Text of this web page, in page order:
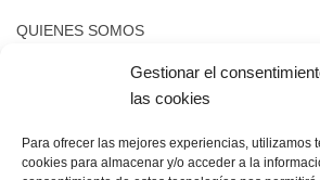
Gestionar el
las cookies
Para ofrecer las mejores experiencias, utilizamos
cookies para almacenar y/o acceder a la
QUIENES SOMOS
Quienes somos
POLÍTICA DE PRIVACIDAD